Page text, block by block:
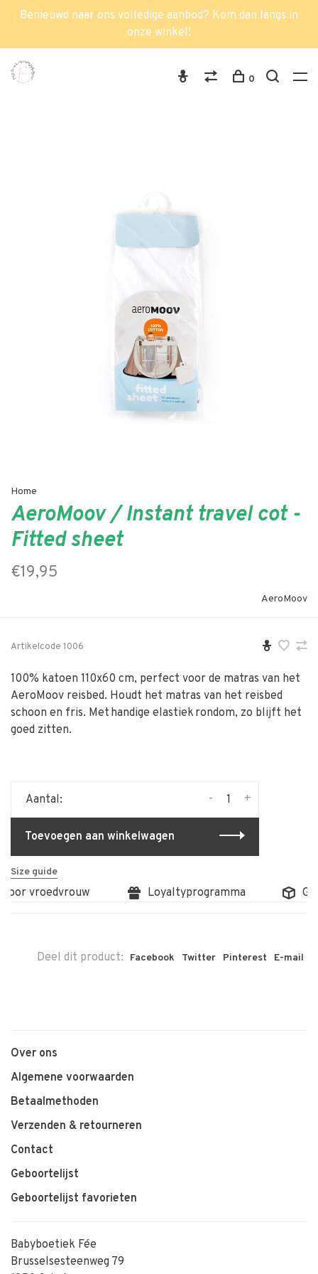
Benieuwd naar ons volledige aanbod? Kom dan langs in
onze winkel!
0
Home
AeroMoov / Instant travel cot -
Fitted sheet
€19,95
AeroMoov
Artikelcode 1006
100% katoen 110x60 cm, perfect voor de matras van het
AeroMoov reisbed. Houdt het matras van het reisbed
schoon en fris. Met handige elastiek rondom, zo blijft het
goed zitten.
Aantal: +
-
Toevoegen aan winkelwagen
Size guide
vroedvrouw Loyaltyprogramma
Deel dit product: Facebook Twitter Pinterest E-mail
Over ons
Algemene voorwaarden
Betaalmethoden
Verzenden & retourneren
Contact
Geboortelijst
Geboortelijst favorieten
Babyboetiek Fée
Brusselsesteenweg 79